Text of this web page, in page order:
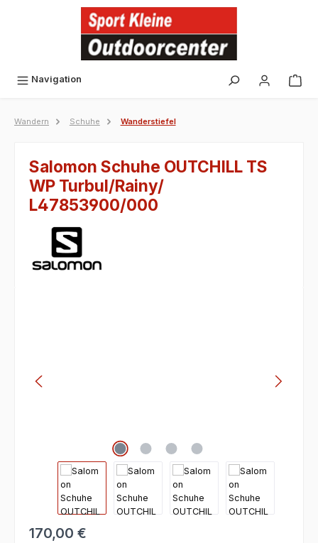
Navigation
Wandern Schuhe Wanderstiefel
Salomon Schuhe OUTCHILL TS
WP Turbul/Rainy/
L47853900/000
170,00 €